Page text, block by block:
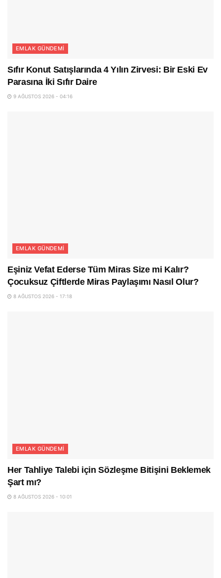
EMLAK GÜNDEMI
Sıfır Konut Satışlarında 4 Yılın Zirvesi: Bir Eski Ev
Parasına İki Sıfır Daire
9 AĞUSTOS 2026 - 04:16
EMLAK GÜNDEMI
Eşiniz Vefat Ederse Tüm Miras Size mi Kalır?
Çocuksuz Çiftlerde Miras Paylaşımı Nasıl Olur?
8 AĞUSTOS 2026 - 17:18
EMLAK GÜNDEMI
Her Tahliye Talebi için Sözleşme Bitişini Beklemek
Şart mı?
8 AĞUSTOS 2026 - 10:01